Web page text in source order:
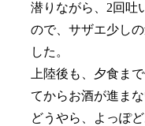
潜りながら、2回吐
ので、サザエ少し
した。
上陸後も、夕食ま
てからお酒が進まな
どうやら、よっぽ